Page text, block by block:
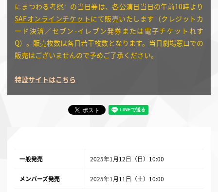
にまつわる考察』の当日券は、各公演日当日の午前10時より
SAFオンラインチケットにて販売いたします（クレジットカ
ード決済／セブン-イレブン発券または電子チケットれす
Q）。販売枚数は各日若干枚数となります。当日劇場窓口での
販売はございませんので予めご了承ください。
特設サイトはこちら
一般発売 2025年1月12日（日）10:00
メンバーズ発売 2025年1月11日（土）10:00